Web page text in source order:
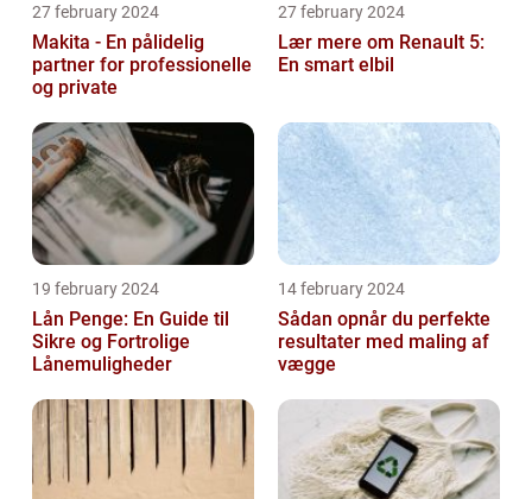
27 february 2024
Makita - En pålidelig
partner for professionelle
og private
27 february 2024
Lær mere om Renault 5:
En smart elbil
19 february 2024
Lån Penge: En Guide til
Sikre og Fortrolige
Lånemuligheder
14 february 2024
Sådan opnår du perfekte
resultater med maling af
vægge